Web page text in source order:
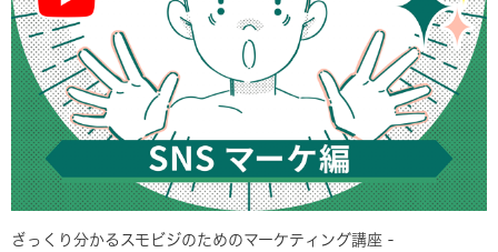
ざっくり分かるスモビジのためのマーケティング講座 -